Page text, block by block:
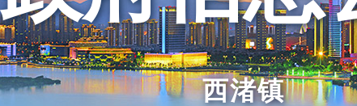
西渚镇